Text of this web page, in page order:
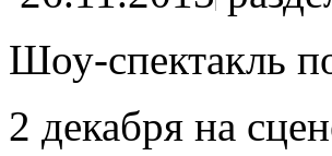
Шоу-спектакль
2 декабря на